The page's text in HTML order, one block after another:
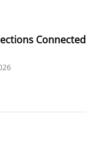
Connected